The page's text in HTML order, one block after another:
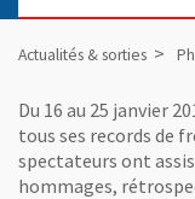
Actualités & sorties
Du 16 au 25 janvier
tous ses records de
spectateurs ont
hommages,